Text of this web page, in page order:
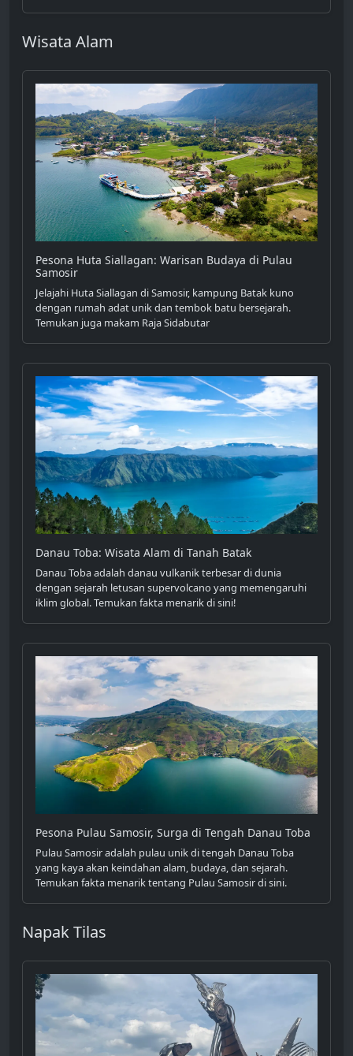
Wisata Alam
Pesona Huta Siallagan: Warisan Budaya di Pulau
Samosir
Jelajahi Huta Siallagan di Samosir, kampung Batak kuno
dengan rumah adat unik dan tembok batu bersejarah.
Temukan juga makam Raja Sidabutar
Danau Toba: Wisata Alam di Tanah Batak
Danau Toba adalah danau vulkanik terbesar di dunia
dengan sejarah letusan supervolcano yang memengaruhi
iklim global. Temukan fakta menarik di sini!
Pesona Pulau Samosir, Surga di Tengah Danau Toba
Pulau Samosir adalah pulau unik di tengah Danau Toba
yang kaya akan keindahan alam, budaya, dan sejarah.
Temukan fakta menarik tentang Pulau Samosir di sini.
Napak Tilas